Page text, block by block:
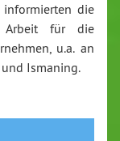
informierten die
Arbeit für die
u.a. an
Ismaning.